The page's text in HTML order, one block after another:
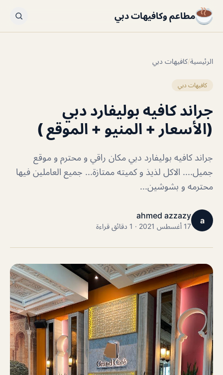
مطاعم وكافيهات دبي
الرئيسية/كافيهات دبي
كافيهات دبي
جراند كافيه بوليفارد دبي
(الأسعار + المنيو + الموقع )
جراند كافيه بوليفارد دبي مكان راقي و محترم و موقع
جميل.... الاكل لذيذ و كميته ممتازة... جميع العاملين فيها
محترمه و بشوشين...
a
ahmed azzazy
17 أغسطس 2021 · 1 دقائق قراءة